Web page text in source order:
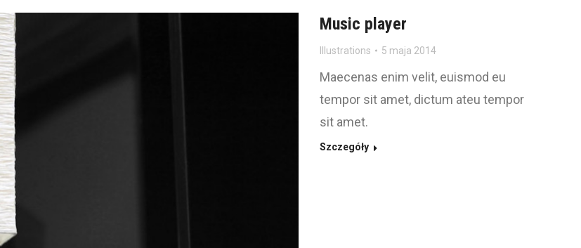
Music player
Illustrations 5 maja 2014
Maecenas enim velit, euismod eu
tempor sit amet, dictum ateu tempor
sit amet.
Szczegóły